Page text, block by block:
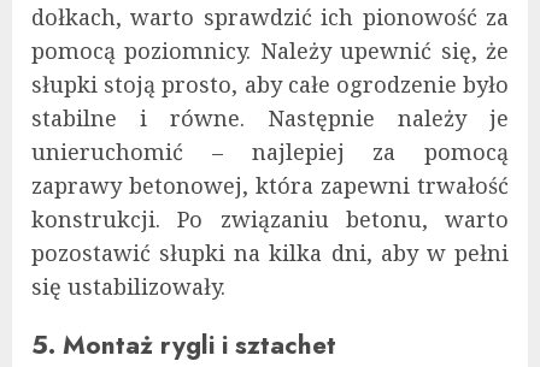
dołkach, warto sprawdzić ich pionowość za
pomocą poziomnicy. Należy upewnić się, że
słupki stoją prosto, aby całe ogrodzenie było
stabilne i równe. Następnie należy je
unieruchomić – najlepiej za pomocą
zaprawy betonowej, która zapewni trwałość
konstrukcji. Po związaniu betonu, warto
pozostawić słupki na kilka dni, aby w pełni
się ustabilizowały.
5. Montaż rygli i sztachet